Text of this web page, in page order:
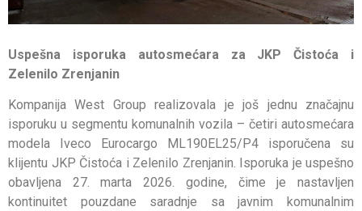
Uspešna isporuka autosmećara za JKP Čistoća i
Zelenilo Zrenjanin
Kompanija West Group realizovala je još jednu značajnu
isporuku u segmentu komunalnih vozila – četiri autosmećara
modela Iveco Eurocargo ML190EL25/P4 isporučena su
klijentu JKP Čistoća i Zelenilo Zrenjanin. Isporuka je uspešno
obavljena 27. marta 2026. godine, čime je nastavljen
kontinuitet pouzdane saradnje sa javnim komunalnim